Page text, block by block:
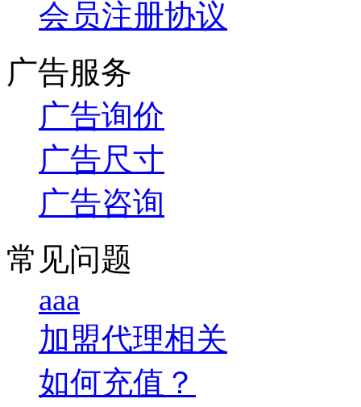
会员注册协议
广告服务
广告询价
广告尺寸
广告咨询
常见问题
aaa
加盟代理相关
如何充值？